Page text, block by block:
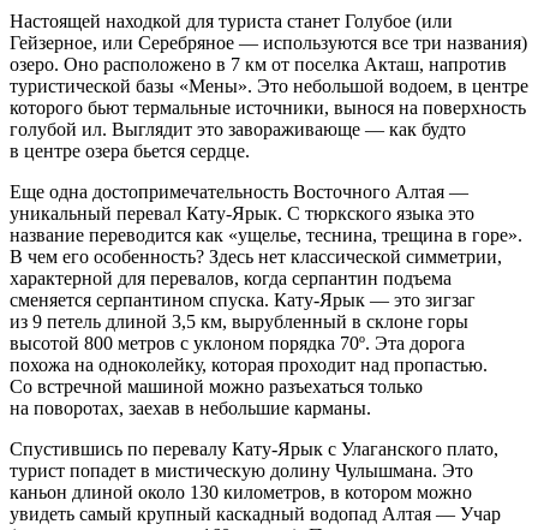
Настоящей находкой для туриста станет Голубое (или
Гейзерное, или Серебряное — используются все три названия)
озеро. Оно расположено в 7 км от поселка Акташ, напротив
туристической базы «Мены». Это небольшой водоем, в центре
которого бьют термальные источники, вынося на поверхность
голубой ил. Выглядит это завораживающе — как будто
в центре озера бьется сердце.
Еще одна достопримечательность Восточного Алтая —
уникальный перевал Кату-Ярык. С тюркского языка это
название переводится как «ущелье, теснина, трещина в горе».
В чем его особенность? Здесь нет классической симметрии,
характерной для перевалов, когда серпантин подъема
сменяется серпантином спуска. Кату-Ярык — это зигзаг
из 9 петель длиной 3,5 км, вырубленный в склоне горы
высотой 800 метров с уклоном порядка 70º. Эта дорога
похожа на одноколейку, которая проходит над пропастью.
Со встречной машиной можно разъехаться только
на поворотах, заехав в небольшие карманы.
Спустившись по перевалу Кату-Ярык с Улаганского плато,
турист попадет в мистическую долину Чулышмана. Это
каньон длиной около 130 километров, в котором можно
увидеть самый крупный каскадный водопад Алтая — Учар